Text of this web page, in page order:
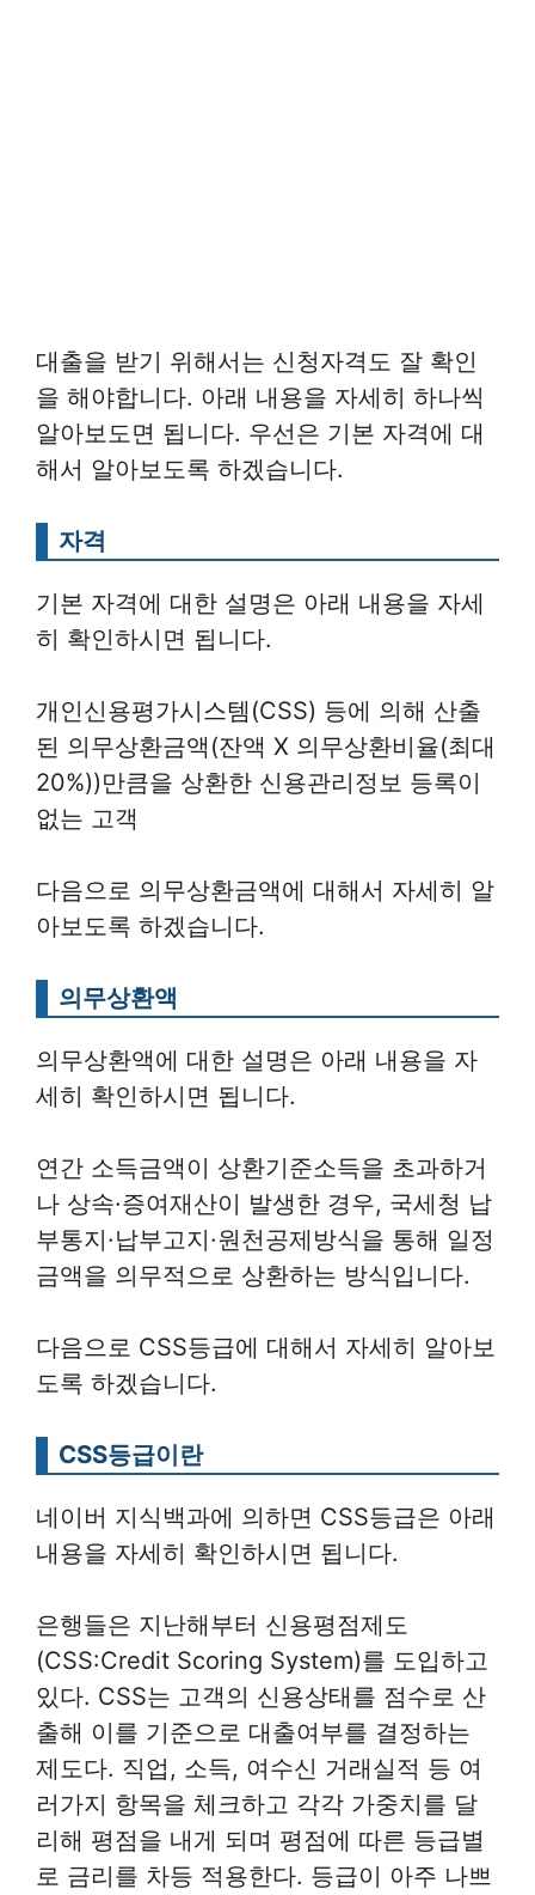
대출을 받기 위해서는 신청자격도 잘 확인
을 해야합니다. 아래 내용을 자세히 하나씩
알아보도면 됩니다. 우선은 기본 자격에 대
해서 알아보도록 하겠습니다.
자격
기본 자격에 대한 설명은 아래 내용을 자세
히 확인하시면 됩니다.
개인신용평가시스템(CSS) 등에 의해 산출
된 의무상환금액(잔액 X 의무상환비율(최대
20%))만큼을 상환한 신용관리정보 등록이
없는 고객
다음으로 의무상환금액에 대해서 자세히 알
아보도록 하겠습니다.
의무상환액
의무상환액에 대한 설명은 아래 내용을 자
세히 확인하시면 됩니다.
연간 소득금액이 상환기준소득을 초과하거
나 상속·증여재산이 발생한 경우, 국세청 납
부통지·납부고지·원천공제방식을 통해 일정
금액을 의무적으로 상환하는 방식입니다.
다음으로 CSS등급에 대해서 자세히 알아보
도록 하겠습니다.
CSS등급이란
네이버 지식백과에 의하면 CSS등급은 아래
내용을 자세히 확인하시면 됩니다.
은행들은 지난해부터 신용평점제도
(CSS:Credit Scoring System)를 도입하고
있다. CSS는 고객의 신용상태를 점수로 산
출해 이를 기준으로 대출여부를 결정하는
제도다. 직업, 소득, 여수신 거래실적 등 여
러가지 항목을 체크하고 각각 가중치를 달
리해 평점을 내게 되며 평점에 따른 등급별
로 금리를 차등 적용한다. 등급이 아주 나쁘